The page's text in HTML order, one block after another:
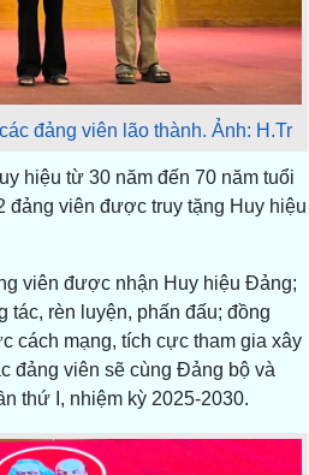
đảng viên lão thành. Ảnh: H.Tr
hiệu từ 30 năm đến 70 năm tuổi
viên được truy tặng Huy hiệu
viên được nhận Huy hiệu Đảng;
tác, rèn luyện, phấn đấu; đồng
cách mạng, tích cực tham gia xây
đảng viên sẽ cùng Đảng bộ và
thứ I, nhiệm kỳ 2025-2030.